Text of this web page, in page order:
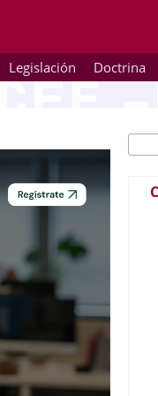
Legislación Doctrina